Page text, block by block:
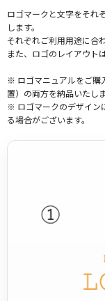
ロゴマークと文字をそれ
します。
それぞれご利用用途に合
また、ロゴのレイアウト
※ ロゴマニュアルをご購
置）の両方を納品いたしま
※ ロゴマークのデザイン
る場合がございます。